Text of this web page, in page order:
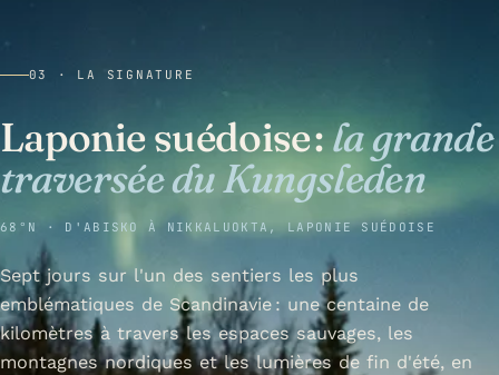
03 · LA SIGNATURE
Laponie suédoise :la grande
traversée du Kungsleden
68°N · D'ABISKO À NIKKALUOKTA, LAPONIE SUÉDOISE
Sept jours sur l'un des sentiers les plus
emblématiques de Scandinavie : une centaine de
kilomètres à travers les espaces sauvages, les
montagnes nordiques et les lumières de fin d'été, en